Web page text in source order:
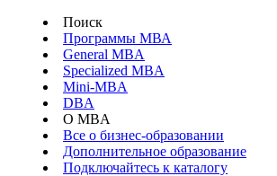
Поиск
Программы МВА
General MBA
Specialized MBA
Mini-MBA
DBA
О MBA
Все о бизнес-образовании
Дополнительное образование
Подключайтесь к каталогу